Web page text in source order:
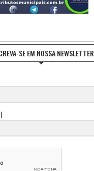
SE EM NOSSA NEWSLETTER